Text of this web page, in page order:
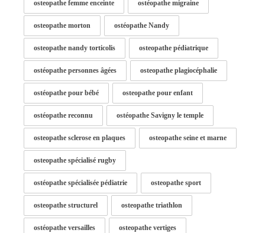
osteopathe femme enceinte ostéopathe migraine
osteopathe morton ostéopathe Nandy
osteopathe nandy torticolis osteopathe pédiatrique
ostéopathe personnes âgées osteopathe plagiocéphalie
ostéopathe pour bébé osteopathe pour enfant
ostéopathe reconnu ostéopathe Savigny le temple
osteopathe sclerose en plaques osteopathe seine et marne
osteopathe spécialisé rugby
ostéopathe spécialisée pédiatrie osteopathe sport
osteopathe structurel osteopathe triathlon
ostéopathe versailles osteopathe vertiges